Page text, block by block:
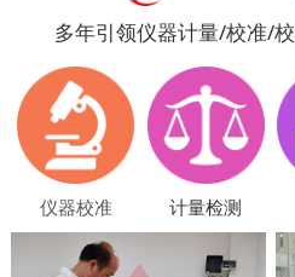
多年引领仪器计量/校准/
仪器校准 计量检测